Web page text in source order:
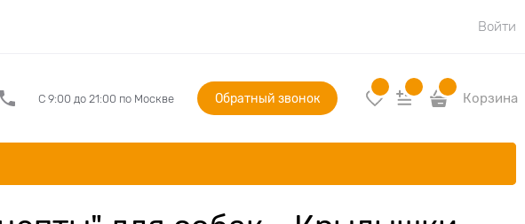
Войти
С 9:00 до 21:00 по Москве Обратный звонок Корзина